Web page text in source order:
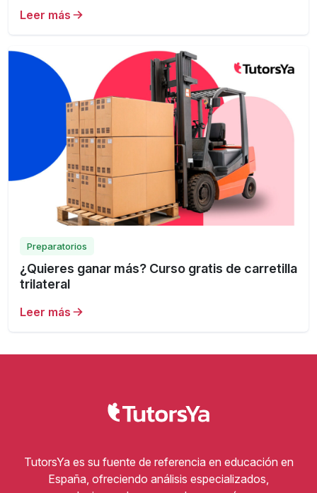
Leer más
Preparatorios
¿Quieres ganar más? Curso gratis de carretilla
trilateral
Leer más
TutorsYa es su fuente de referencia en educación en
España, ofreciendo análisis especializados,